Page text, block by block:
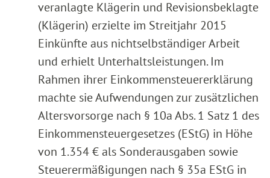
veranlagte Klägerin und Revisionsbeklagte
(Klägerin) erzielte im Streitjahr 2015
Einkünfte aus nichtselbständiger Arbeit
und erhielt Unterhaltsleistungen. Im
Rahmen ihrer Einkommensteuererklärung
machte sie Aufwendungen zur zusätzlichen
Altersvorsorge nach § 10a Abs. 1 Satz 1 des
Einkommensteuergesetzes (EStG) in Höhe
von 1.354 € als Sonderausgaben sowie
Steuerermäßigungen nach § 35a EStG in